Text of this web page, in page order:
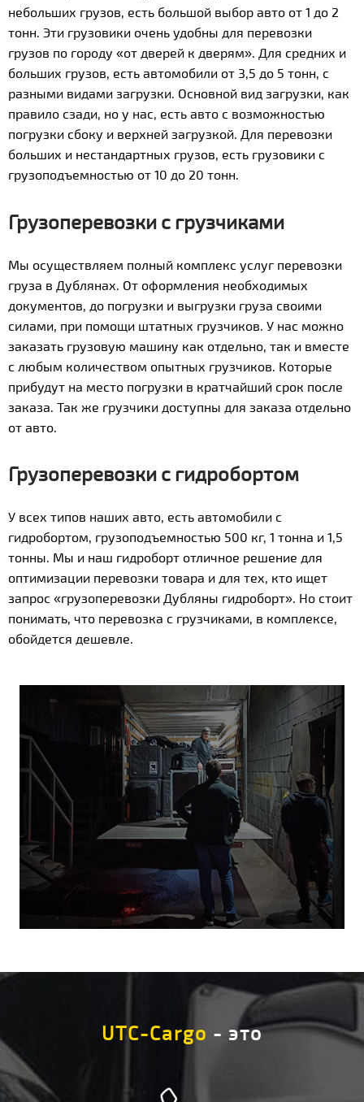
небольших грузов, есть большой выбор авто от 1 до 2
тонн. Эти грузовики очень удобны для перевозки
грузов по городу «от дверей к дверям». Для средних и
больших грузов, есть автомобили от 3,5 до 5 тонн, с
разными видами загрузки. Основной вид загрузки, как
правило сзади, но у нас, есть авто с возможностью
погрузки сбоку и верхней загрузкой. Для перевозки
больших и нестандартных грузов, есть грузовики с
грузоподъемностью от 10 до 20 тонн.
Грузоперевозки с грузчиками
Мы осуществляем полный комплекс услуг перевозки
груза в Дублянах. От оформления необходимых
документов, до погрузки и выгрузки груза своими
силами, при помощи штатных грузчиков. У нас можно
заказать грузовую машину как отдельно, так и вместе
с любым количеством опытных грузчиков. Которые
прибудут на место погрузки в кратчайший срок после
заказа. Так же грузчики доступны для заказа отдельно
от авто.
Грузоперевозки с гидробортом
У всех типов наших авто, есть автомобили с
гидробортом, грузоподъемностью 500 кг, 1 тонна и 1,5
тонны. Мы и наш гидроборт отличное решение для
оптимизации перевозки товара и для тех, кто ищет
запрос «грузоперевозки Дубляны гидроборт». Но стоит
понимать, что перевозка с грузчиками, в комплексе,
обойдется дешевле.
UTC-Cargo - это